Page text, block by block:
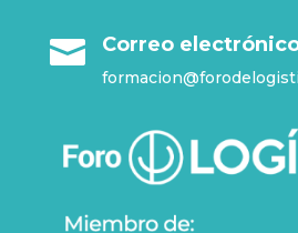
 Correo